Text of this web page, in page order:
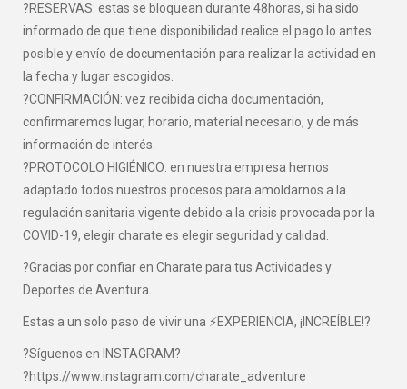
?RESERVAS: estas se bloquean durante 48horas, si ha sido
informado de que tiene disponibilidad realice el pago lo antes
posible y envío de documentación para realizar la actividad en
la fecha y lugar escogidos.
?CONFIRMACIÓN: vez recibida dicha documentación,
confirmaremos lugar, horario, material necesario, y de más
información de interés.
?PROTOCOLO HIGIÉNICO: en nuestra empresa hemos
adaptado todos nuestros procesos para amoldarnos a la
regulación sanitaria vigente debido a la crisis provocada por la
COVID-19, elegir charate es elegir seguridad y calidad.
?Gracias por confiar en Charate para tus Actividades y
Deportes de Aventura.
Estas a un solo paso de vivir una ⚡EXPERIENCIA, ¡INCREÍBLE!?
?Síguenos en INSTAGRAM?
?https://www.instagram.com/charate_adventure